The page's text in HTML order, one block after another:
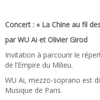
Concert : « La Chine au fil
par WU Ai et Olivier Girod
Invitation à parcourir le
de l’Empire du Milieu.
WU Ai, mezzo-soprano est
Musique de Paris.